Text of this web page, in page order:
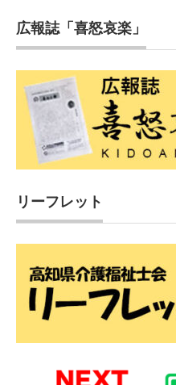
広報誌「喜怒哀楽」
リーフレット